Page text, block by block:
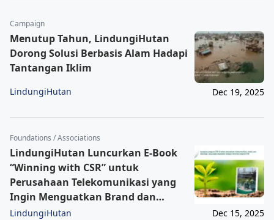
Campaign
Menutup Tahun, LindungiHutan
Dorong Solusi Berbasis Alam Hadapi
Tantangan Iklim
LindungiHutan Dec 19, 2025
Foundations / Associations
LindungiHutan Luncurkan E-Book
“Winning with CSR” untuk
Perusahaan Telekomunikasi yang
Ingin Menguatkan Brand dan
Kepercayaan Publik
LindungiHutan Dec 15, 2025